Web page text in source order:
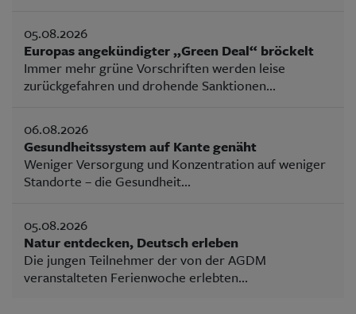
05.08.2026
Europas angekündigter „Green Deal“ bröckelt
Immer mehr grüne Vorschriften werden leise
zurückgefahren und drohende Sanktionen...
06.08.2026
Gesundheitssystem auf Kante genäht
Weniger Versorgung und Konzentration auf weniger
Standorte – die Gesundheit...
05.08.2026
Natur entdecken, Deutsch erleben
Die jungen Teilnehmer der von der AGDM
veranstalteten Ferienwoche erlebten...